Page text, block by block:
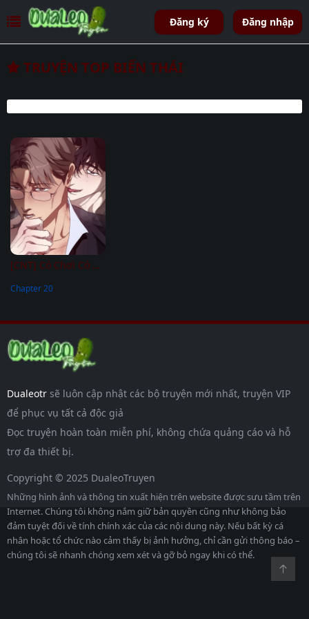
Đăng ký Đăng nhập
TRUYỆN TOP BIẾN THÁI
[CNT] Có Chơi Có Chịu
Chapter 20
Dualeotr sẽ luôn cập nhật các bộ truyện mới nhất, truyện VIP
để phục vụ tất cả độc giả
Đọc truyện hoàn toàn miễn phí, không chứa quảng cáo và hỗ
trợ đa thiết bị.
Copyright © 2025 DualeoTruyen
Những hình ảnh và thông tin xuất hiện trên website được sưu tầm trên
Internet. Chúng tôi không nắm giữ bản quyền cũng như không bảo
đảm tuyệt đối về tính chính xác của các nội dung này. Nếu bất kỳ cá
nhân hoặc tổ chức nào cảm thấy bị ảnh hưởng, chỉ cần gửi thông báo –
chúng tôi sẽ nhanh chóng xem xét và gỡ bỏ ngay khi có thể.